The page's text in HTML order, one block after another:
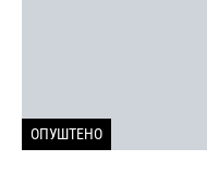
ОПУШТЕНО